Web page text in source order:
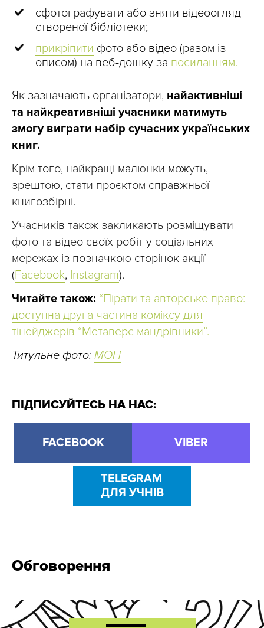
сфотографувати або зняти відеоогляд
створеної бібліотеки;
прикріпити фото або відео (разом із
описом) на веб-дошку за посиланням.
Як зазначають організатори, найактивніші
та найкреативніші учасники матимуть
змогу виграти набір сучасних українських
книг.
Крім того, найкращі малюнки можуть,
зрештою, стати проєктом справжньої
книгозбірні.
Учасників також закликають розміщувати
фото та відео своїх робіт у соціальних
мережах із позначкою сторінок акції
(Facebook, Instagram).
Читайте також: “Пірати та авторське право:
доступна друга частина коміксу для
тінейджерів “Метаверс мандрівники”.
Титульне фото: МОН
ПІДПИСУЙТЕСЬ НА НАС:
FACEBOOK VIBER
TELEGRAM
ДЛЯ УЧНІВ
Обговорення